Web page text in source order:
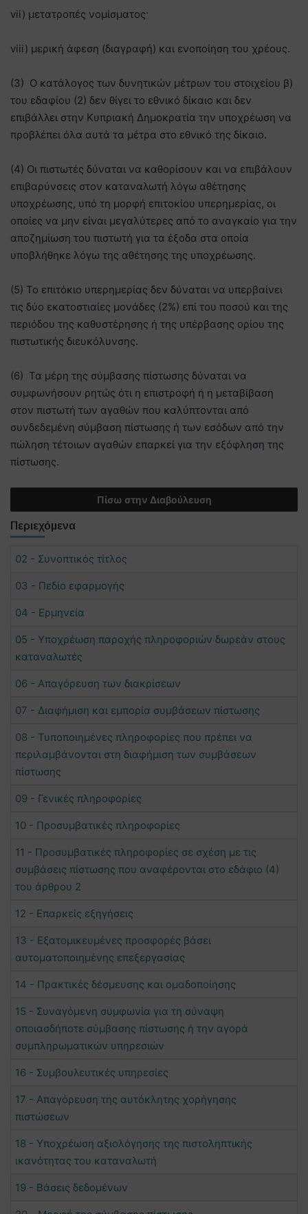
vii) μετατροπές νομίσματος·
viii) μερική άφεση (διαγραφή) και ενοποίηση του χρέους.
(3) Ο κατάλογος των δυνητικών μέτρων του στοιχείου β)
του εδαφίου (2) δεν θίγει το εθνικό δίκαιο και δεν
επιβάλλει στην Κυπριακή Δημοκρατία την υποχρέωση να
προβλέπει όλα αυτά τα μέτρα στο εθνικό της δίκαιο.
(4) Οι πιστωτές δύναται να καθορίσουν και να επιβάλουν
επιβαρύνσεις στον καταναλωτή λόγω αθέτησης
υποχρέωσης, υπό τη μορφή επιτοκίου υπερημερίας, οι
οποίες να μην είναι μεγαλύτερες από το αναγκαίο για την
αποζημίωση του πιστωτή για τα έξοδα στα οποία
υποβλήθηκε λόγω της αθέτησης της υποχρέωσης.
(5) Το επιτόκιο υπερημερίας δεν δύναται να υπερβαίνει
τις δύο εκατοστιαίες μονάδες (2%) επί του ποσού και της
περιόδου της καθυστέρησης ή της υπέρβασης ορίου της
πιστωτικής διευκόλυνσης.
(6) Τα μέρη της σύμβασης πίστωσης δύναται να
συμφωνήσουν ρητώς ότι η επιστροφή ή η μεταβίβαση
στον πιστωτή των αγαθών που καλύπτονται από
συνδεδεμένη σύμβαση πίστωσης ή των εσόδων από την
πώληση τέτοιων αγαθών επαρκεί για την εξόφληση της
πίστωσης.
Πίσω στην Διαβούλευση
Περιεχόμενα
02 - Συνοπτικός τίτλος
03 - Πεδίο εφαρμογής
04 - Ερμηνεία
05 - Υποχρέωση παροχής πληροφοριών δωρεάν στους
καταναλωτές
06 - Απαγόρευση των διακρίσεων
07 - Διαφήμιση και εμπορία συμβάσεων πίστωσης
08 - Τυποποιημένες πληροφορίες που πρέπει να
περιλαμβάνονται στη διαφήμιση των συμβάσεων
πίστωσης
09 - Γενικές πληροφορίες
10 - Προσυμβατικές πληροφορίες
11 - Προσυμβατικές πληροφορίες σε σχέση με τις
συμβάσεις πίστωσης που αναφέρονται στο εδάφιο (4)
του άρθρου 2
12 - Επαρκείς εξηγήσεις
13 - Εξατομικευμένες προσφορές βάσει
αυτοματοποιημένης επεξεργασίας
14 - Πρακτικές δέσμευσης και ομαδοποίησης
15 - Συναγόμενη συμφωνία για τη σύναψη
οποιασδήποτε σύμβασης πίστωσης ή την αγορά
συμπληρωματικών υπηρεσιών
16 - Συμβουλευτικές υπηρεσίες
17 - Απαγόρευση της αυτόκλητης χορήγησης
πιστώσεων
18 - Υποχρέωση αξιολόγησης της πιστοληπτικής
ικανότητας του καταναλωτή
19 - Βάσεις δεδομένων